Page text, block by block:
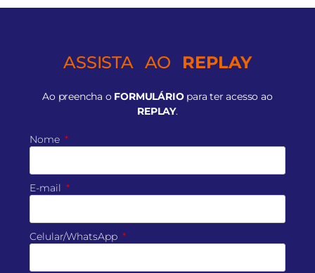
ASSISTA AO REPLAY
Ao preencha o FORMULÁRIO para ter acesso ao
REPLAY.
Nome
E-mail
Celular/WhatsApp